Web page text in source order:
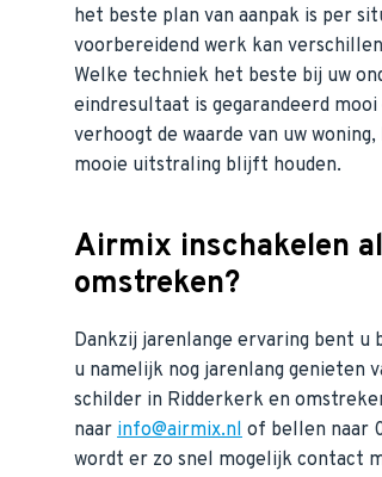
het beste plan van aanpak is per
voorbereidend werk kan
Welke techniek het beste bij uw
eindresultaat is gegarandeerd
verhoogt de waarde van uw
mooie uitstraling blijft houden.
Airmix inschakelen
omstreken?
Dankzij jarenlange ervaring bent
u namelijk nog jarenlang genieten
schilder in Ridderkerk en
naar info@airmix.nl of bellen naar
wordt er zo snel mogelijk contact